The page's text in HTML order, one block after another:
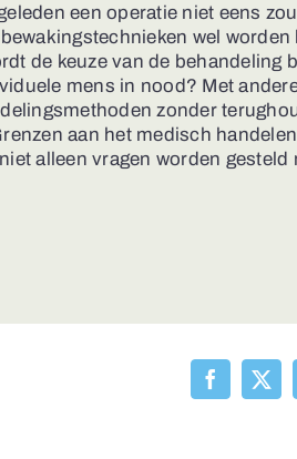
een operatie niet eens
wel worden
de keuze van de behandeling
mens in nood? Met
zonder
aan het medisch
alleen vragen worden gesteld